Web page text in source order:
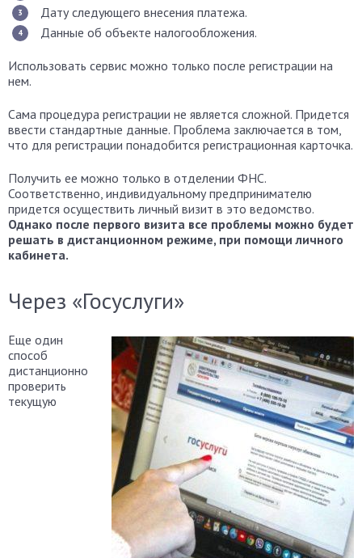
Дату следующего внесения платежа.
Данные об объекте налогообложения.
Использовать сервис можно только после регистрации на
нем.
Сама процедура регистрации не является сложной. Придется
ввести стандартные данные. Проблема заключается в том,
что для регистрации понадобится регистрационная карточка.
Получить ее можно только в отделении ФНС.
Соответственно, индивидуальному предпринимателю
придется осуществить личный визит в это ведомство.
Однако после первого визита все проблемы можно будет
решать в дистанционном режиме, при помощи личного
кабинета.
Через «Госуслуги»
Еще один
способ
дистанционно
проверить
текущую